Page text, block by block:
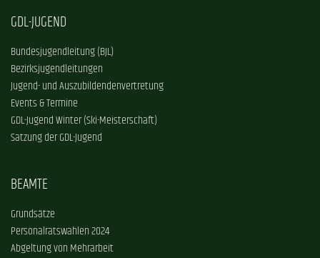
GDL-JUGEND
Bundesjugendleitung (BJL)
Bezirksjugendleitungen
Jugend- und Auszubildendenvertretung
Events & Termine
GDL-Jugend Winter (Ski-Meisterschaft)
Satzung der GDL-Jugend
BEAMTE
Grundsätze
Personalratswahlen 2024
Abgeltung von Mehrarbeit